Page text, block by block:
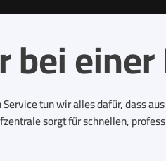
bei
tun wir alles dafür, dass
sorgt für schnellen,